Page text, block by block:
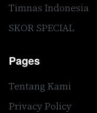
Timnas Indonesia
SKOR SPECIAL
Pages
Tentang Kami
Privacy Policy